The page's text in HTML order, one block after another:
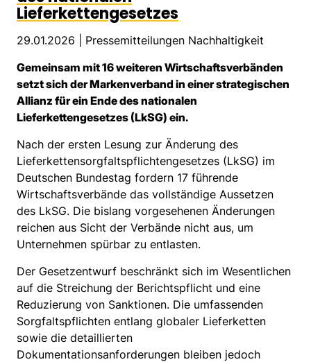
Lieferkettengesetzes
29.01.2026 | Pressemitteilungen Nachhaltigkeit
Gemeinsam mit 16 weiteren Wirtschaftsverbänden
setzt sich der Markenverband in einer strategischen
Allianz für ein Ende des nationalen
Lieferkettengesetzes (LkSG) ein.
Nach der ersten Lesung zur Änderung des
Lieferkettensorgfaltspflichtengesetzes (LkSG) im
Deutschen Bundestag fordern 17 führende
Wirtschaftsverbände das vollständige Aussetzen
des LkSG. Die bislang vorgesehenen Änderungen
reichen aus Sicht der Verbände nicht aus, um
Unternehmen spürbar zu entlasten.
Der Gesetzentwurf beschränkt sich im Wesentlichen
auf die Streichung der Berichtspflicht und eine
Reduzierung von Sanktionen. Die umfassenden
Sorgfaltspflichten entlang globaler Lieferketten
sowie die detaillierten
Dokumentationsanforderungen bleiben jedoch